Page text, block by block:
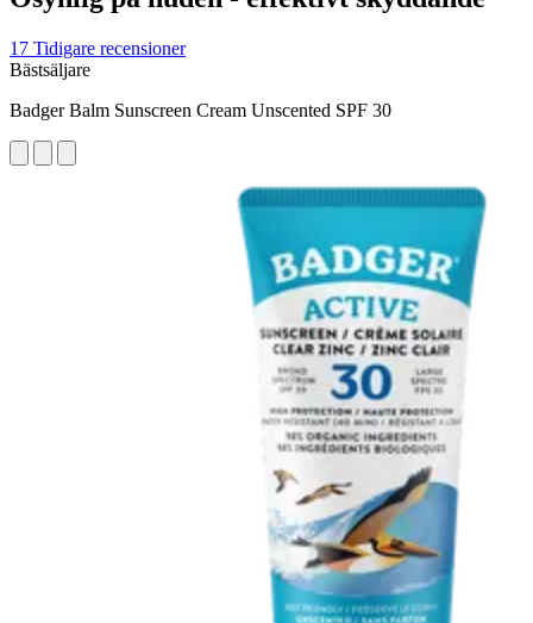
17 Tidigare recensioner
Bästsäljare
Badger Balm Sunscreen Cream Unscented SPF 30